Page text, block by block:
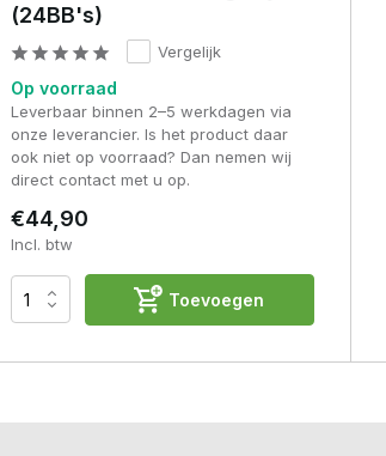
(24BB's)
Vergelijk
Op voorraad
Leverbaar binnen 2–5 werkdagen via
onze leverancier. Is het product daar
ook niet op voorraad? Dan nemen wij
direct contact met u op.
€44,90
Incl. btw
Toevoegen